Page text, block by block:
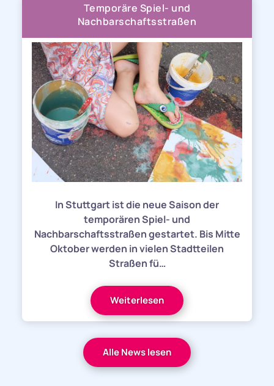
Temporäre Spiel- und
Nachbarschaftsstraßen
In Stuttgart ist die neue Saison der
temporären Spiel- und
Nachbarschaftsstraßen gestartet. Bis Mitte
Oktober werden in vielen Stadtteilen
Straßen fü…
Weiterlesen
Alle News lesen